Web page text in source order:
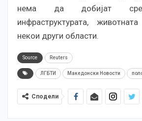
нема да добијат
инфраструктурата,
некои други области.
Source Reuters
ЛГБТИ Македонски Новости
Сподели